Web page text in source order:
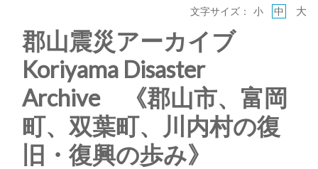
郡山震災アーカイブ
Koriyama Disaster
Archive 《郡山市、富岡
町、双葉町、川内村の復
旧・復興の歩み》
文字サイズ： 小 中 大